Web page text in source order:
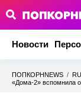
Новости
ПОПКОРНNEWS / RU
«Дома-2» вспомнила о